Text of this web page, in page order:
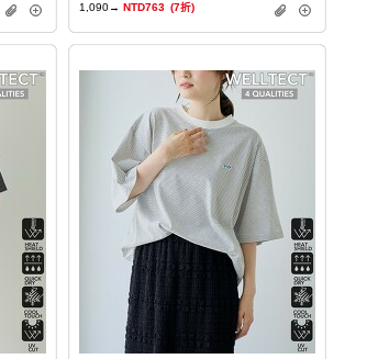
1,090→ NTD763 (7折)